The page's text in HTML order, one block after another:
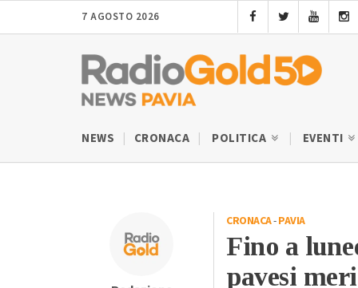
7 AGOSTO 2026
NEWS CRONACA POLITICA EVENTI
CRONACA-PAVIA
Fino a
pavesi